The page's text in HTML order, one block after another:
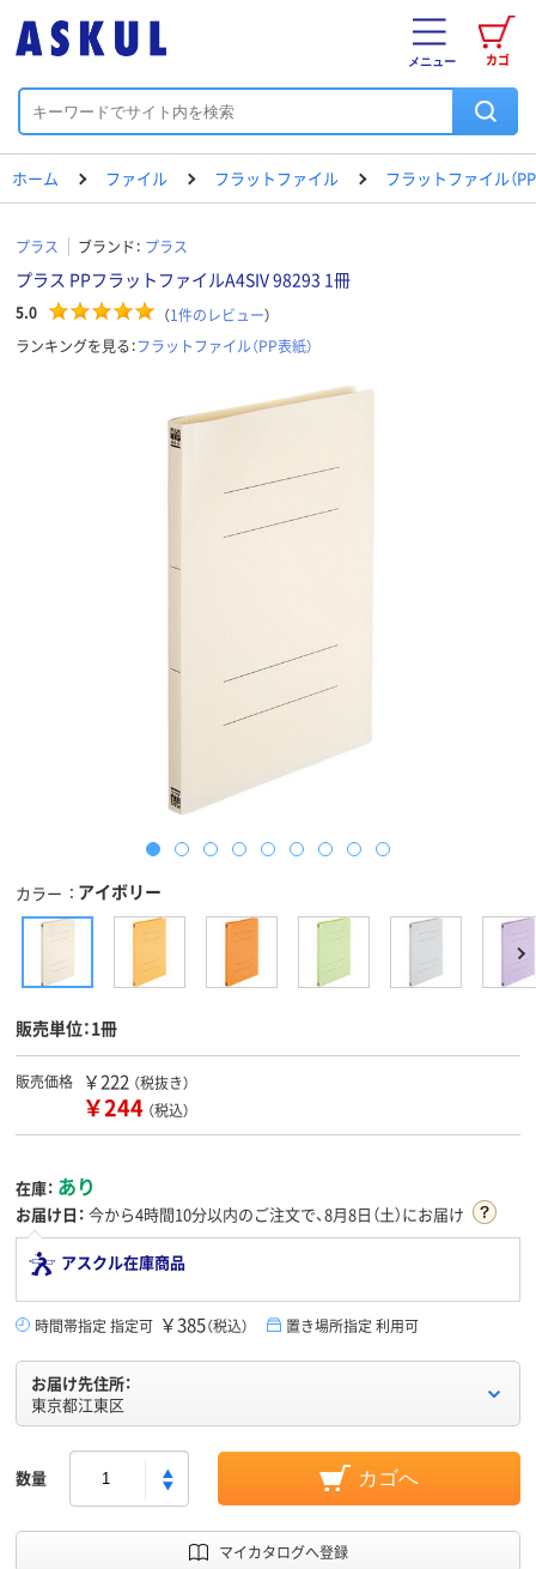
カゴ
メニュー
ホーム ファイル フラットファイル フラットファイル（
プラス ブランド： プラス
プラス PPフラットファイルA4SIV 98293 1冊
5.0 （1件のレビュー）
ランキングを見る：フラットファイル（PP表紙）
カラー アイボリー
販売単位：1冊
販売価格 ￥222 （税抜き）
￥244 （税込）
在庫： あり
お届け日： 今から4時間10分以内のご注文で、8月8日（土）にお届け
アスクル在庫商品
時間帯指定 指定可 ￥385（税込） 置き場所指定 利用可
お届け先住所：
東京都江東区
数量 カゴへ
マイカタログへ登録